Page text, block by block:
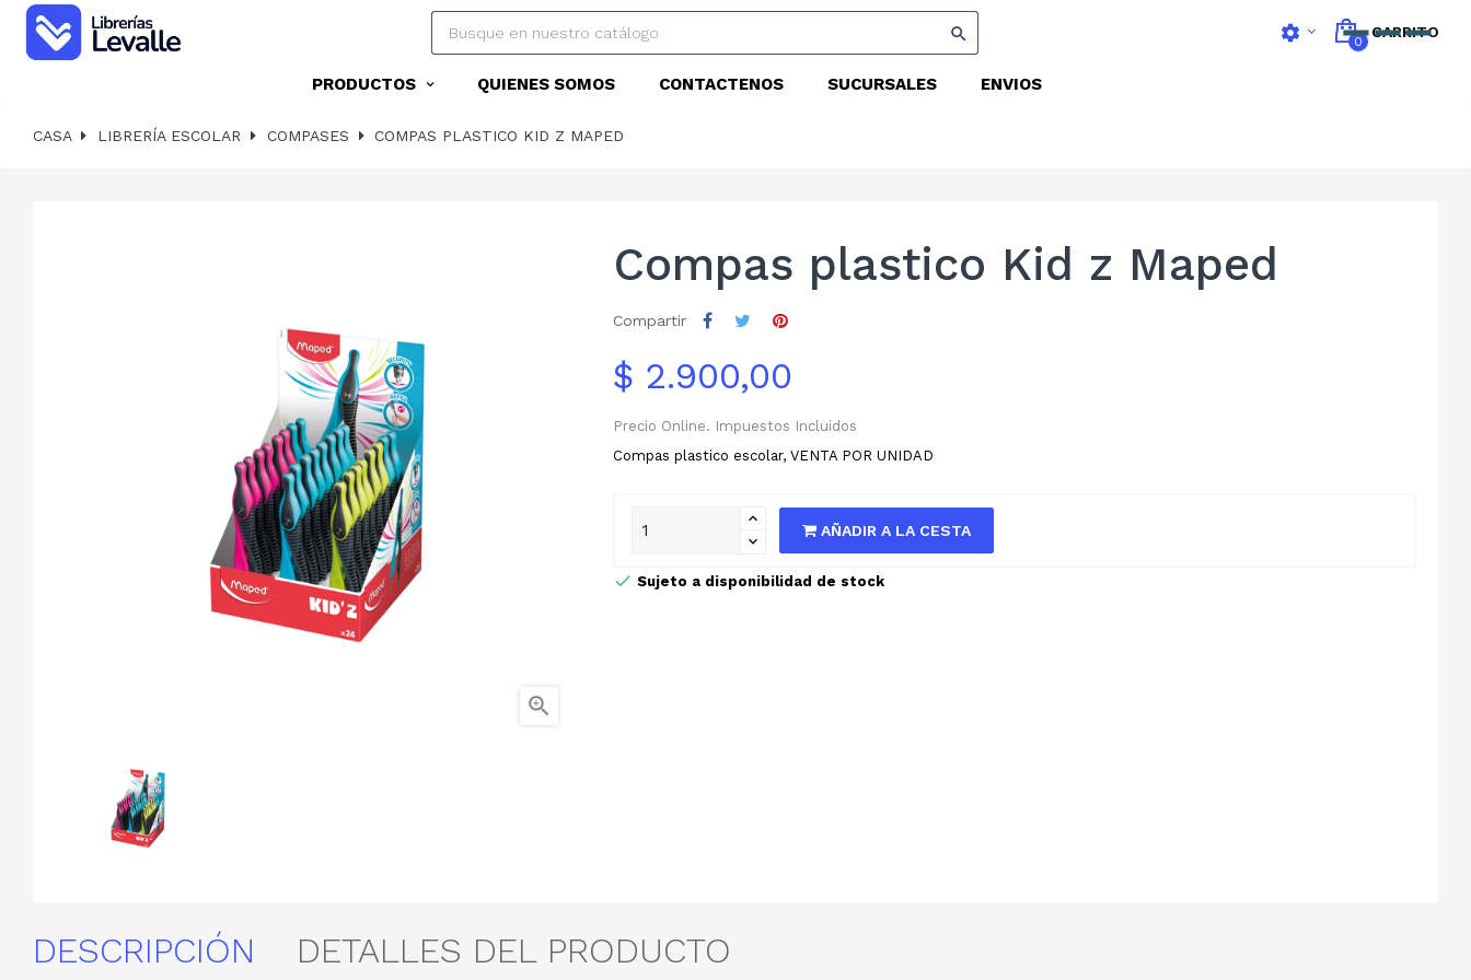
 settings CARRITO
0
PRODUCTOS QUIENES SOMOS CONTACTENOS SUCURSALES ENVIOS
CASA LIBRERÍA ESCOLAR COMPASES COMPAS PLASTICO KID Z MAPED

Compas plastico Kid z Maped
Compartir
$ 2.900,00
Precio Online. Impuestos Incluidos
Compas plastico escolar, VENTA POR UNIDAD
AÑADIR A LA CESTA
Sujeto a disponibilidad de stock
DESCRIPCIÓN DETALLES DEL PRODUCTO